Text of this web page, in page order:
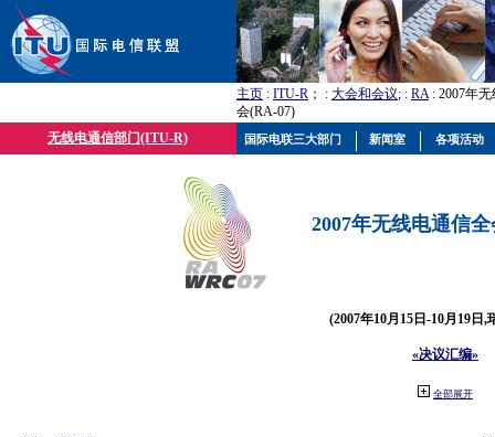
主页 : ITU-R ； : 大会和会议; : RA: 2007年
会(RA-07)
无线电通信部门(ITU-R)
2007年无线电通信
(2007年10月15日-10月19日,
«决议汇编»
全部展开
国际电联三大部门 新闻室 各项活动